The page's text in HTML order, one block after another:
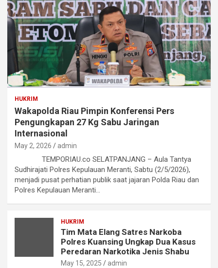
HUKRIM
Wakapolda Riau Pimpin Konferensi Pers
Pengungkapan 27 Kg Sabu Jaringan
Internasional
May 2, 2026 admin
TEMPORIAU.co SELATPANJANG – Aula Tantya
Sudhirajati Polres Kepulauan Meranti, Sabtu (2/5/2026),
menjadi pusat perhatian publik saat jajaran Polda Riau dan
Polres Kepulauan Meranti…
HUKRIM
Tim Mata Elang Satres Narkoba
Polres Kuansing Ungkap Dua Kasus
Peredaran Narkotika Jenis Shabu
May 15, 2025 admin